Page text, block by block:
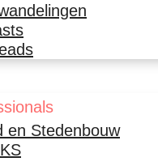
en Stedenbouw